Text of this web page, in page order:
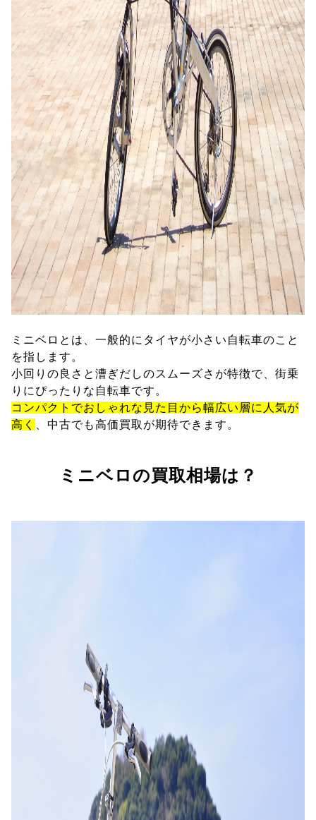
ミニベロとは、一般的にタイヤが小さい自転車のこと
を指します。
小回りの良さと漕ぎだしのスムーズさが特徴で、街乗
りにぴったりな自転車です。
コンパクトでおしゃれな見た目から幅広い層に人気が
高く
、中古でも高価買取が期待できます。
ミニベロの買取相場は？